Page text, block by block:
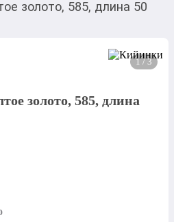
золото, 585, длина 50
1 / 3
золото, 585, длина